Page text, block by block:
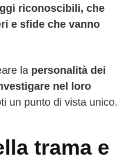
riconoscibili, che
e sfide che vanno
la personalità dei
nel loro
un punto di vista unico.
trama e